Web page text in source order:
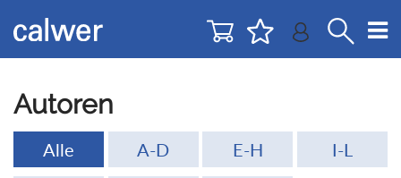
zur
Navigation
zum
Inhalt
Autoren
Alle A-D E-H I-L